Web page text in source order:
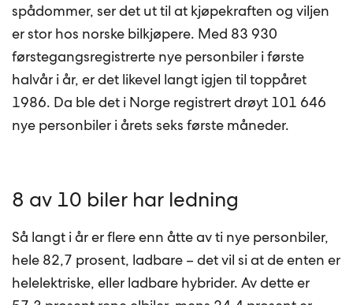
spådommer, ser det ut til at kjøpekraften og viljen
er stor hos norske bilkjøpere. Med 83 930
førstegangsregistrerte nye personbiler i første
halvår i år, er det likevel langt igjen til toppåret
1986. Da ble det i Norge registrert drøyt 101 646
nye personbiler i årets seks første måneder.
8 av 10 biler har ledning
Så langt i år er flere enn åtte av ti nye personbiler,
hele 82,7 prosent, ladbare – det vil si at de enten er
helelektriske, eller ladbare hybrider. Av dette er